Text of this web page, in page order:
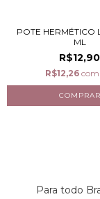
POTE HERMÉTICO
ML
R$12,90
R$12,26 com
Para todo